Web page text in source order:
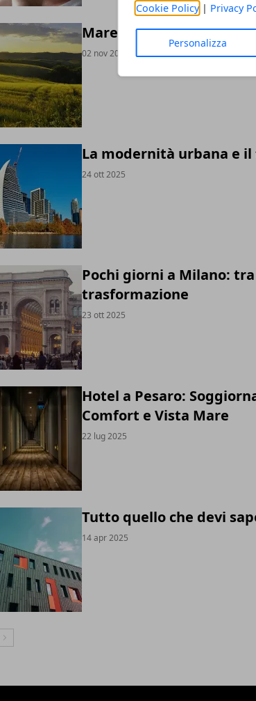
Cookie Policy| Privacy
Personalizza
Mare e colline in
02 nov 2025
La modernità urbana e
24 ott 2025
Pochi giorni a Milano:
trasformazione
23 ott 2025
Hotel a Pesaro:
Comfort e Vista Mare
22 lug 2025
Tutto quello che devi
14 apr 2025
Precedente
Articolo Successivo